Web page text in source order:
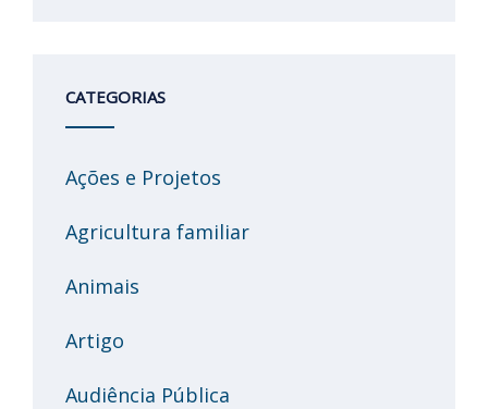
CATEGORIAS
Ações e Projetos
Agricultura familiar
Animais
Artigo
Audiência Pública